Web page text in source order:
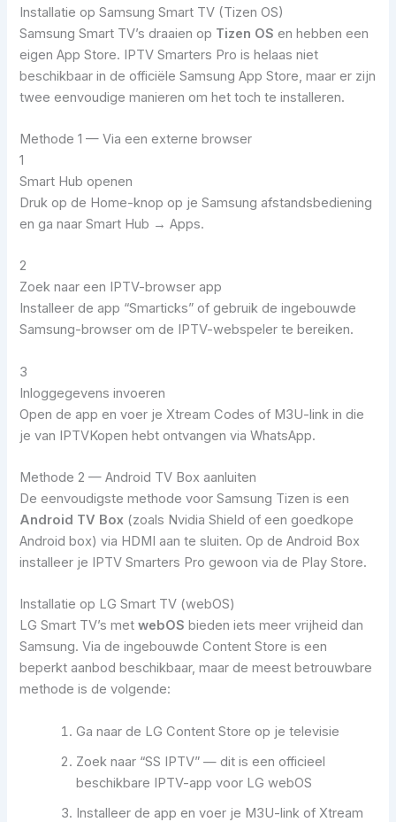
Installatie op Samsung Smart TV (Tizen OS)
Samsung Smart TV’s draaien op Tizen OS en hebben een
eigen App Store. IPTV Smarters Pro is helaas niet
beschikbaar in de officiële Samsung App Store, maar er zijn
twee eenvoudige manieren om het toch te installeren.
Methode 1 — Via een externe browser
1
Smart Hub openen
Druk op de Home-knop op je Samsung afstandsbediening
en ga naar Smart Hub → Apps.
2
Zoek naar een IPTV-browser app
Installeer de app “Smarticks” of gebruik de ingebouwde
Samsung-browser om de IPTV-webspeler te bereiken.
3
Inloggegevens invoeren
Open de app en voer je Xtream Codes of M3U-link in die
je van IPTVKopen hebt ontvangen via WhatsApp.
Methode 2 — Android TV Box aanluiten
De eenvoudigste methode voor Samsung Tizen is een
Android TV Box (zoals Nvidia Shield of een goedkope
Android box) via HDMI aan te sluiten. Op de Android Box
installeer je IPTV Smarters Pro gewoon via de Play Store.
Installatie op LG Smart TV (webOS)
LG Smart TV’s metwebOS bieden iets meer vrijheid dan
Samsung. Via de ingebouwde Content Store is een
beperkt aanbod beschikbaar, maar de meest betrouwbare
methode is de volgende:
Ga naar de LG Content Store op je televisie
Zoek naar “SS IPTV” — dit is een officieel
beschikbare IPTV-app voor LG webOS
Installeer de app en voer je M3U-link of Xtream